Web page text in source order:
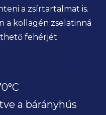
a zsírtartalmat is.
a kollagén zselatinná
fehérjét
a bárányhús